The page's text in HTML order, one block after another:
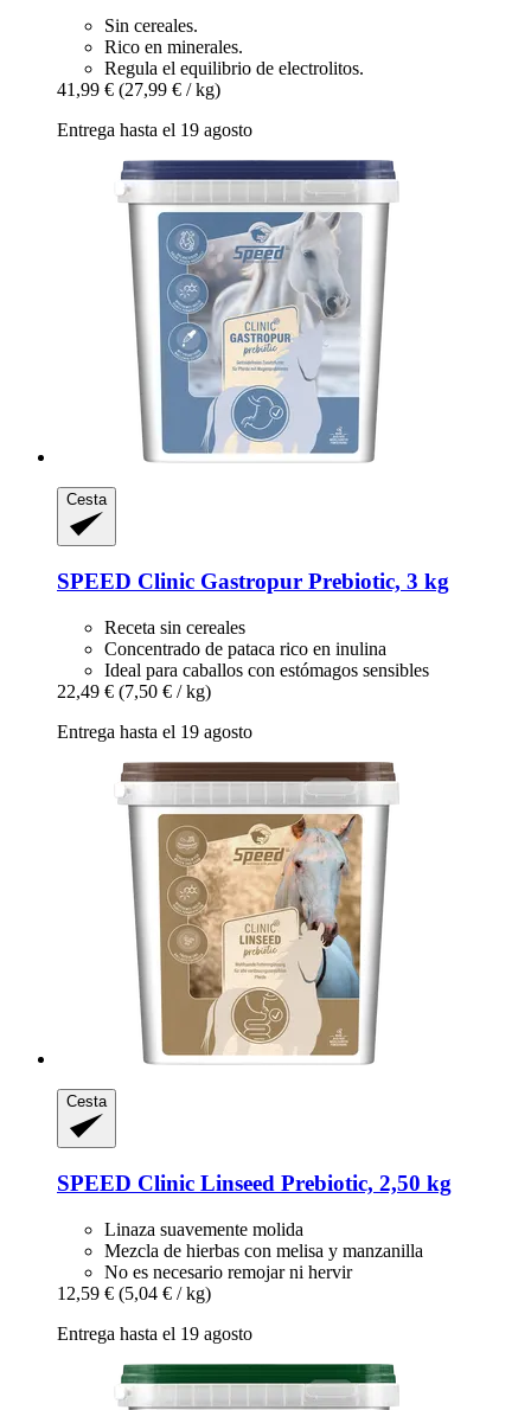
Sin cereales.
Rico en minerales.
Regula el equilibrio de electrolitos.
41,99 € (27,99 € / kg)
Entrega hasta el 19 agosto
Cesta
SPEED Clinic Gastropur Prebiotic, 3 kg
Receta sin cereales
Concentrado de pataca rico en inulina
Ideal para caballos con estómagos sensibles
22,49 € (7,50 € / kg)
Entrega hasta el 19 agosto
Cesta
SPEED Clinic Linseed Prebiotic, 2,50 kg
Linaza suavemente molida
Mezcla de hierbas con melisa y manzanilla
No es necesario remojar ni hervir
12,59 € (5,04 € / kg)
Entrega hasta el 19 agosto